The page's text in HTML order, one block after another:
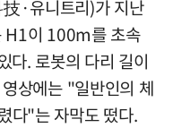
·유니트리)가 지난
H1이 100m를 초속
다. 로봇의 다리 길이
상에는 "일반인의 체
다"는 자막도 떴다.